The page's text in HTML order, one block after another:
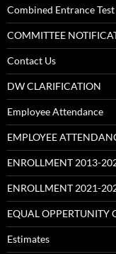
Combined Entrance Test
COMMITTEE
Contact Us
DW CLARIFICATION
Employee Attendance
EMPLOYEE
ENROLLMENT 2013-
ENROLLMENT 2021-
EQUAL OPPERTUNITY
Estimates